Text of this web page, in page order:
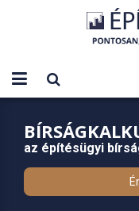
az építésügyi